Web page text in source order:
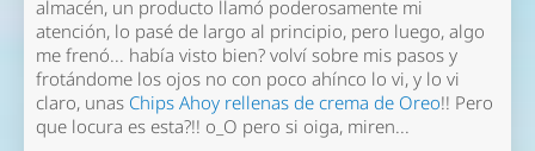
almacén, un producto llamó poderosamente mi
atención, lo pasé de largo al principio, pero luego, algo
me frenó... había visto bien? volví sobre mis pasos y
frotándome los ojos no con poco ahínco lo vi, y lo vi
claro, unas Chips Ahoy rellenas de crema de Oreo!! Pero
que locura es esta?!! o_O pero si oiga, miren...